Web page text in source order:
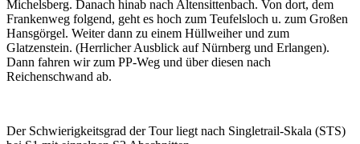
Michelsberg. Danach hinab nach Altensittenbach. Von dort, dem
Frankenweg folgend, geht es hoch zum Teufelsloch u. zum Großen
Hansgörgel. Weiter dann zu einem Hüllweiher und zum
Glatzenstein. (Herrlicher Ausblick auf Nürnberg und Erlangen).
Dann fahren wir zum PP-Weg und über diesen nach
Reichenschwand ab.
Der Schwierigkeitsgrad der Tour liegt nach Singletrail-Skala (STS)